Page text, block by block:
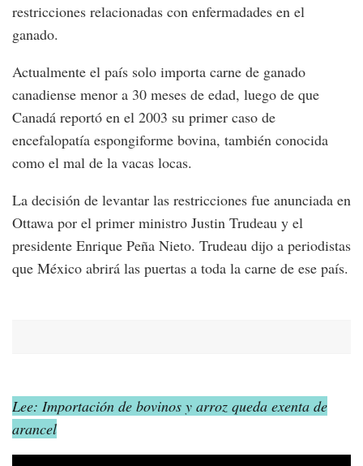
restricciones relacionadas con enfermadades en el
ganado.
Actualmente el país solo importa carne de ganado
canadiense menor a 30 meses de edad, luego de que
Canadá reportó en el 2003 su primer caso de
encefalopatía espongiforme bovina, también conocida
como el mal de la vacas locas.
La decisión de levantar las restricciones fue anunciada en
Ottawa por el primer ministro Justin Trudeau y el
presidente Enrique Peña Nieto. Trudeau dijo a periodistas
que México abrirá las puertas a toda la carne de ese país.
Lee: Importación de bovinos y arroz queda exenta de
arancel